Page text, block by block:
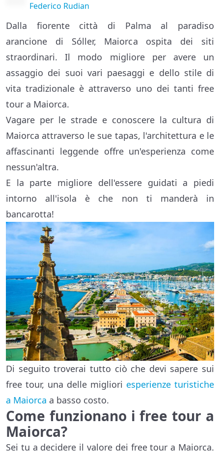
Federico Rudian
Dalla fiorente città di Palma al paradiso
arancione di Sóller, Maiorca ospita dei siti
straordinari. Il modo migliore per avere un
assaggio dei suoi vari paesaggi e dello stile di
vita tradizionale è attraverso uno dei tanti free
tour a Maiorca.
Vagare per le strade e conoscere la cultura di
Maiorca attraverso le sue tapas, l'architettura e le
affascinanti leggende offre un'esperienza come
nessun'altra.
E la parte migliore dell'essere guidati a piedi
intorno all'isola è che non ti manderà in
bancarotta!
Di seguito troverai tutto ciò che devi sapere sui
free tour, una delle migliori esperienze turistiche
a Maiorca a basso costo.
Come funzionano i free tour a
Maiorca?
Sei tu a decidere il valore dei free tour a Maiorca.